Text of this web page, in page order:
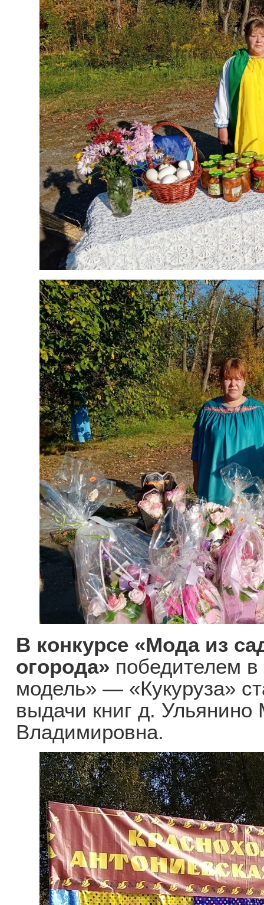
В конкурсе «Мода из
огорода» победителем
модель» — «Кукуруза»
выдачи книг д.
Владимировна.